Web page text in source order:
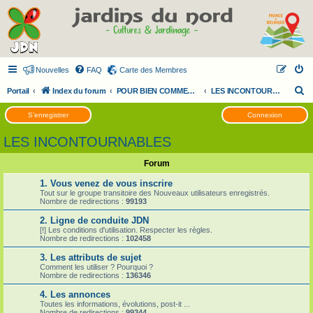
Nouvelles FAQ Carte des Membres
Portail Index du forum POUR BIEN COMMENCER SUR LES FORUMS JDN LES INCONTOURNABLES
e
c
r
S’enregistrer Connexion
LES INCONTOURNABLES
Forum
1. Vous venez de vous inscrire
Tout sur le groupe transitoire des Nouveaux utilisateurs enregistrés.
Nombre de redirections : 99193
2. Ligne de conduite JDN
[!] Les conditions d'utilisation. Respecter les règles.
Nombre de redirections : 102458
3. Les attributs de sujet
Comment les utiliser ? Pourquoi ?
Nombre de redirections : 136346
4. Les annonces
Toutes les informations, évolutions, post-it ...